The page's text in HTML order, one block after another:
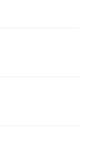
đối cực kỳ hài